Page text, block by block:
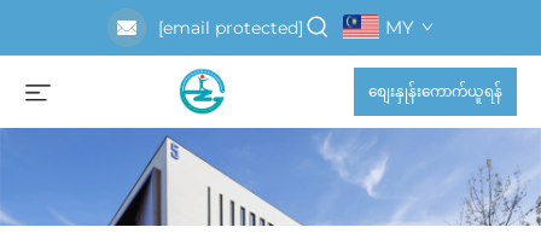
[email protected] MY
စျေးနှုန်းကောက်ယူရန်